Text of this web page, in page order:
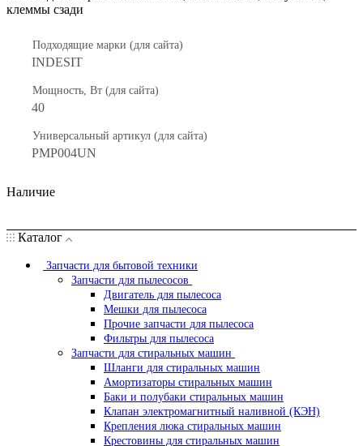
клеммы сзади
Подходящие марки (для сайта)
INDESIT
Мощность, Вт (для сайта)
40
Универсальный артикул (для сайта)
PMP004UN
Наличие
Каталог
Запчасти для бытовой техники
Запчасти для пылесосов
Двигатель для пылесоса
Мешки для пылесоса
Прочие запчасти для пылесоса
Фильтры для пылесоса
Запчасти для стиральных машин
Шланги для стиральных машин
Амортизаторы стиральных машин
Баки и полубаки стиральных машин
Клапан электромагнитный наливной (КЭН)
Крепления люка стиральных машин
Крестовины для стиральных машин